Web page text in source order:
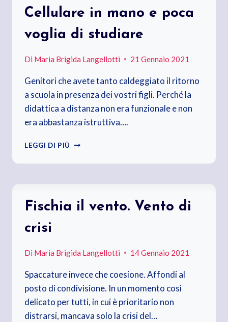
FACCIAMO
Cellulare in mano e poca
voglia di studiare
Di Maria Brigida Langellotti 21 Gennaio 2021
Genitori che avete tanto caldeggiato il ritorno
a scuola in presenza dei vostri figli. Perché la
didattica a distanza non era funzionale e non
era abbastanza istruttiva….
LEGGI DI PIÙ SONO
IN
MANO
DI
STUDIARE
Fischia il vento. Vento di
crisi
Di Maria Brigida Langellotti 14 Gennaio 2021
Spaccature invece che coesione. Affondi al
posto di condivisione. In un momento così
delicato per tutti, in cui è prioritario non
distrarsi, mancava solo la crisi del…